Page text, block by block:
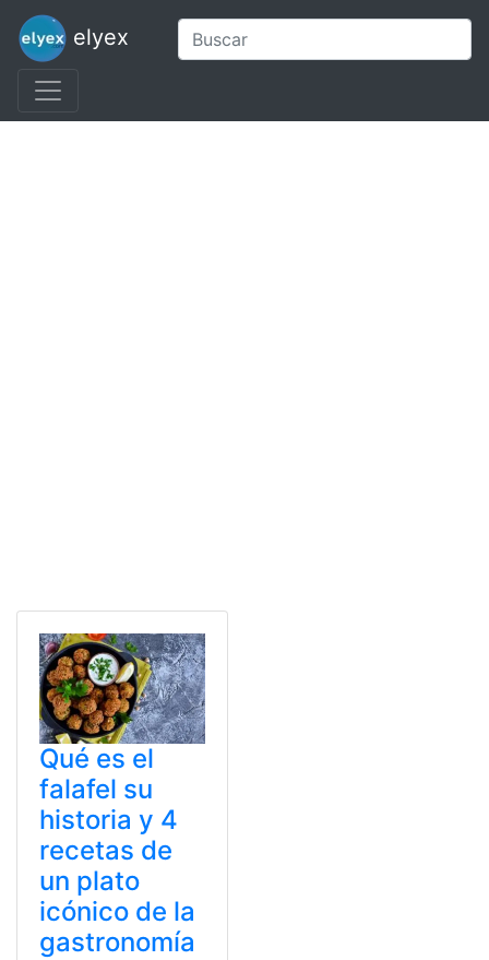
elyex
Qué es el
falafel su
historia y 4
recetas de
un plato
icónico de la
gastronomía